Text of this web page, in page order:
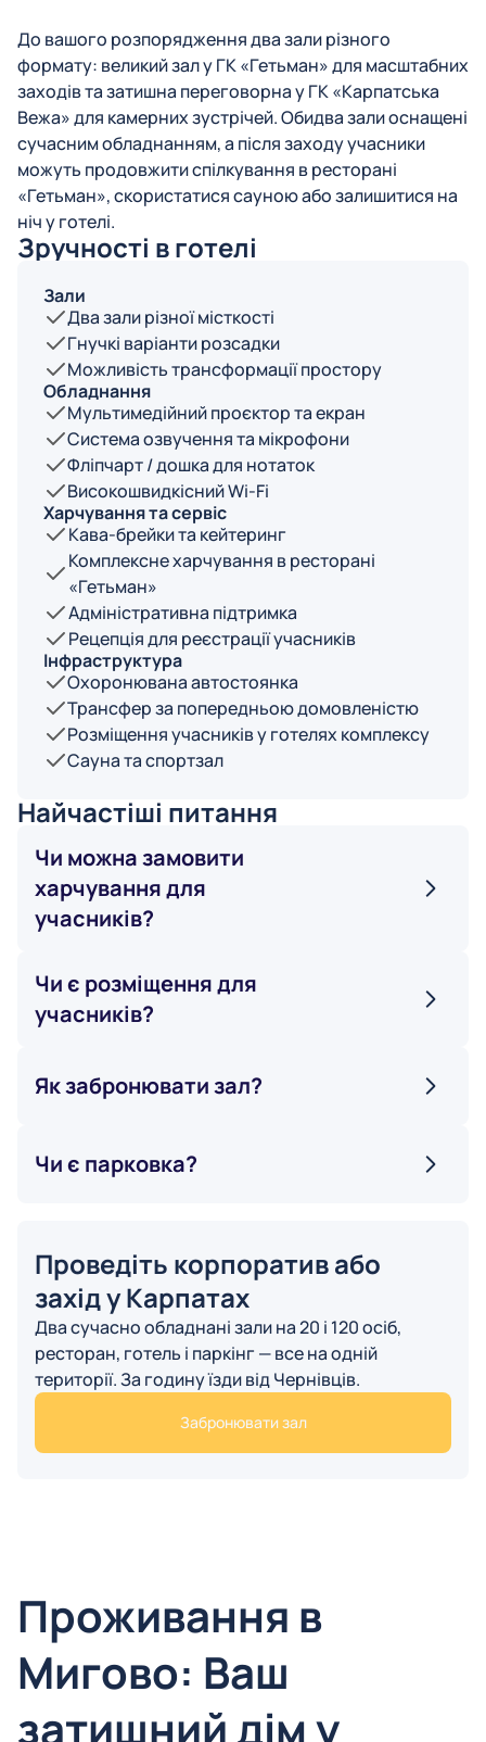
До вашого розпорядження два зали різного
формату: великий зал у ГК «Гетьман» для масштабних
заходів та затишна переговорна у ГК «Карпатська
Вежа» для камерних зустрічей. Обидва зали оснащені
сучасним обладнанням, а після заходу учасники
можуть продовжити спілкування в ресторані
«Гетьман», скористатися сауною або залишитися на
ніч у готелі.
Зручності в готелі
Зали
Два зали різної місткості
Гнучкі варіанти розсадки
Можливість трансформації простору
Обладнання
Мультимедійний проєктор та екран
Система озвучення та мікрофони
Фліпчарт / дошка для нотаток
Високошвидкісний Wi-Fi
Харчування та сервіс
Кава-брейки та кейтеринг
Комплексне харчування в ресторані
«Гетьман»
Адміністративна підтримка
Рецепція для реєстрації учасників
Інфраструктура
Охоронювана автостоянка
Трансфер за попередньою домовленістю
Розміщення учасників у готелях комплексу
Сауна та спортзал
Найчастіші питання
Чи можна замовити
харчування для
учасників?
Чи є розміщення для
учасників?
Як забронювати зал?
Чи є парковка?
Проведіть корпоратив або
захід у Карпатах
Два сучасно обладнані зали на 20 і 120 осіб,
ресторан, готель і паркінг — все на одній
території. За годину їзди від Чернівців.
Забронювати зал
Проживання в
Мигово: Ваш
затишний дім у